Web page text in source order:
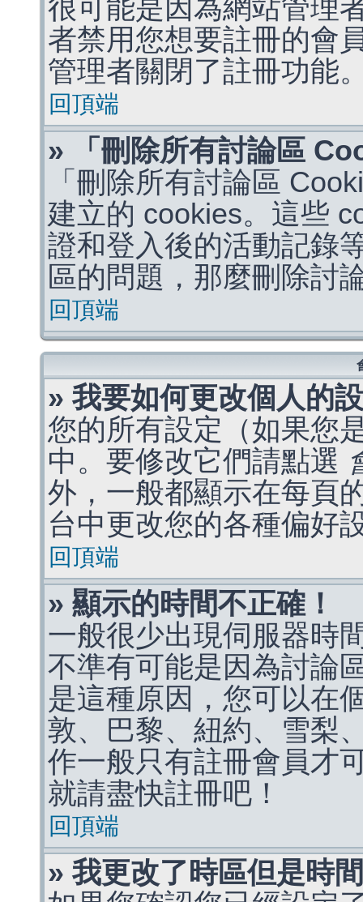
很可能是因為網站管理
者禁用您想要註冊的會
管理者關閉了註冊功能
回頂端
» 「刪除所有討論區
「刪除所有討論區
建立的 cookies。這些
證和登入後的活動記錄
區的問題，那麼刪除討
回頂端
» 我要如何更改個人的
您的所有設定（如果您
中。要修改它們請點選
外，一般都顯示在每頁
台中更改您的各種偏好
回頂端
» 顯示的時間不正確！
一般很少出現伺服器時
不準有可能是因為討論
是這種原因，您可以在
敦、巴黎、紐約、雪梨
作一般只有註冊會員才
就請盡快註冊吧！
回頂端
» 我更改了時區但是時